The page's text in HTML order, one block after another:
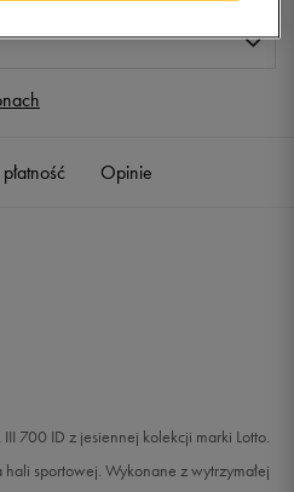
Opinie
700 ID z jesiennej kolekcji marki Lotto.
sportowej. Wykonane z wytrzymałej